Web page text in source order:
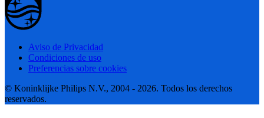
Aviso de Privacidad
Condiciones de uso
Preferencias sobre cookies
© Koninklijke Philips N.V., 2004 - 2026. Todos los derechos
reservados.